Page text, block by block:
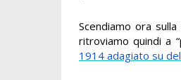
Scendiamo ora
ritroviamo quindi a
1914 adagiato su